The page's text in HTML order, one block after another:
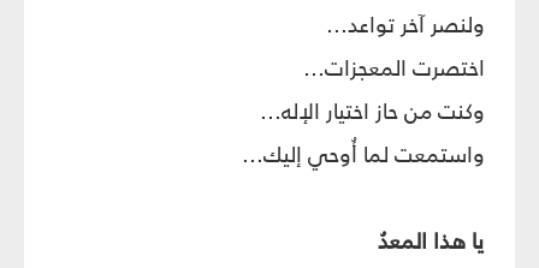
ولنصر آخر تواعد...
اختصرت المعجزات...
وكنت من حاز اختيار الإله...
واستمعت لما أُوحي إليك...
يا هذا المعدُ